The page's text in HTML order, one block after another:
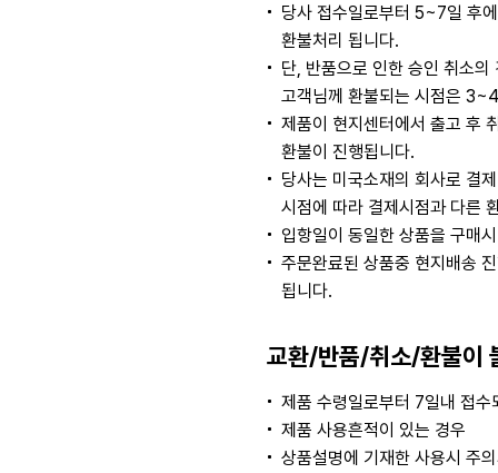
당사 접수일로부터 5~7일 후
환불처리 됩니다.
단, 반품으로 인한 승인 취소
고객님께 환불되는 시점은
제품이 현지센터에서 출고 후
환불이 진행됩니다.
당사는 미국소재의 회사로 결
시점에 따라 결제시점과 다른
입항일이 동일한 상품을 구매
주문완료된 상품중 현지배송
됩니다.
교환/반품/취소/환불이
제품 수령일로부터 7일내 접
제품 사용흔적이 있는 경우
상품설명에 기재한 사용시 주